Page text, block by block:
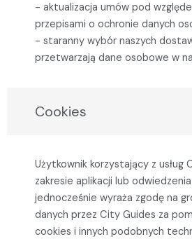
- aktualizacja umów pod
przepisami o ochronie danych
- staranny wybór naszych
przetwarzają dane osobowe w
Cookies
Użytkownik korzystający z usług
zakresie aplikacji lub
jednocześnie wyraża zgodę na
danych przez City Guides za
cookies i innych podobnych